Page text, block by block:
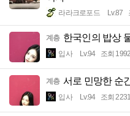
라라크로포드 Lv.87
계층 한국인의 밥상
입사 Lv.94 조회 1992
계층 서로 민망한 순
입사 Lv.94 조회 2231